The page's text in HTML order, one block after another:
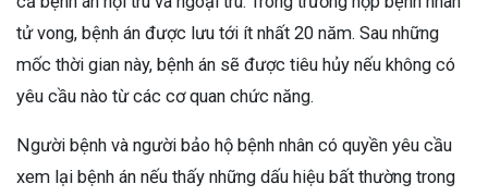
tử vong, bệnh án được lưu tới ít nhất 20 năm. Sau những
mốc thời gian này, bệnh án sẽ được tiêu hủy nếu không có
yêu cầu nào từ các cơ quan chức năng.
Người bệnh và người bảo hộ bệnh nhân có quyền yêu cầu
xem lại bệnh án nếu thấy những dấu hiệu bất thường trong